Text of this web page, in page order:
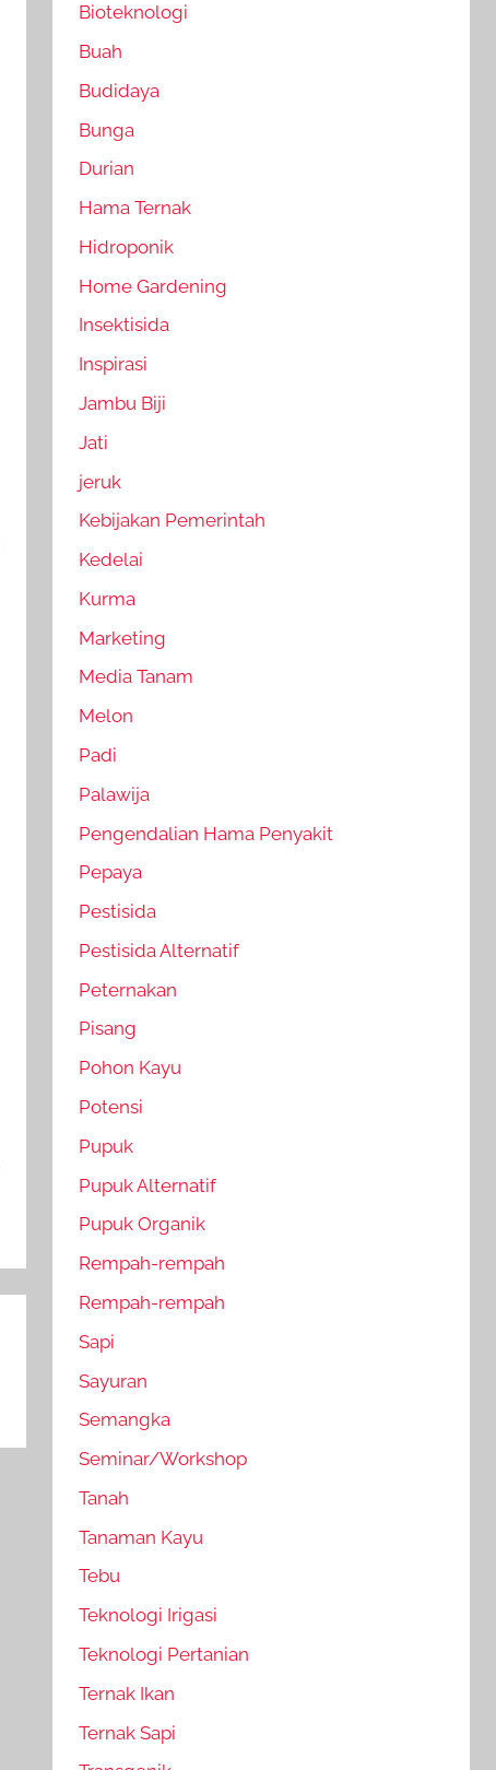
Bioteknologi
Buah
Budidaya
Bunga
Durian
Hama Ternak
Hidroponik
Home Gardening
Insektisida
Inspirasi
Jambu Biji
Jati
jeruk
Kebijakan Pemerintah
Kedelai
Kurma
Marketing
Media Tanam
Melon
Padi
Palawija
Pengendalian Hama Penyakit
Pepaya
Pestisida
Pestisida Alternatif
Peternakan
Pisang
Pohon Kayu
Potensi
Pupuk
Pupuk Alternatif
Pupuk Organik
Rempah-rempah
Rempah-rempah
Sapi
Sayuran
Semangka
Seminar/Workshop
Tanah
Tanaman Kayu
Tebu
Teknologi Irigasi
Teknologi Pertanian
Ternak Ikan
Ternak Sapi